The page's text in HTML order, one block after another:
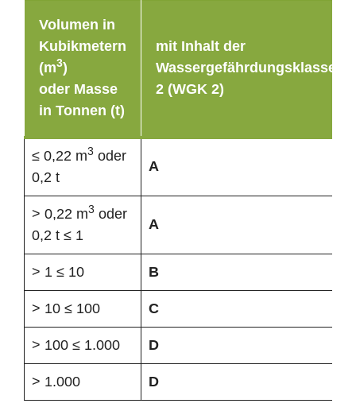
Volumen in
Kubikmetern
(m3)
oder Masse
in Tonnen (t)
mit Inhalt der
Wassergefährdungsklasse
2 (WGK 2)
≤ 0,22 m3 oder
0,2 t
A
> 0,22 m3 oder
0,2 t ≤ 1
A
> 1 ≤ 10 B
> 10 ≤ 100 C
> 100 ≤ 1.000 D
> 1.000 D